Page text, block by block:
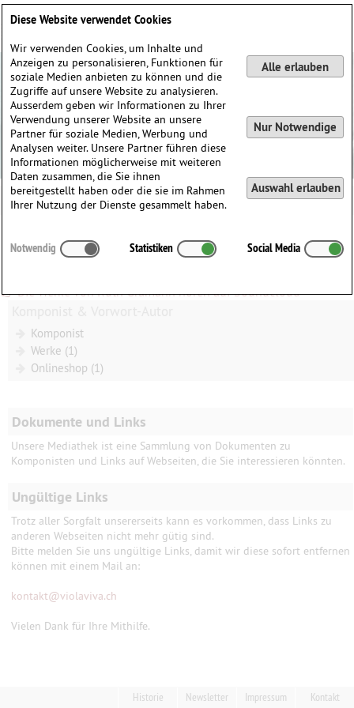
MediathekRuth Gramann
Ruth Gramann - For Wolfgang, feat. Daniela Kohnen (Viola) &
Die Werke von Ruth Gramann hören auf Soundcloud
Komponist
Werke (1)
Onlineshop (1)
Dokumente und Links
Unsere Mediathek ist eine Sammlung von Dokumenten zu
Komponisten und Links auf Webseiten, die Sie interessieren könnten.
Ungültige Links
Trotz aller Sorgfalt unsererseits kann es vorkommen, dass Links zu
anderen Webseiten nicht mehr gütig sind.
Bitte melden Sie uns ungültige Links, damit wir diese sofort entfernen
können mit einem Mail an:
kontakt@violaviva.ch
Vielen Dank für Ihre Mithilfe.
Historie Newsletter Impressum Kontakt
Diese Website verwendet Cookies
Wir verwenden Cookies, um Inhalte und
Anzeigen zu personalisieren, Funktionen für
soziale Medien anbieten zu können und die
Zugriffe auf unsere Website zu analysieren.
Ausserdem geben wir Informationen zu Ihrer
Verwendung unserer Website an unsere
Partner für soziale Medien, Werbung und
Analysen weiter. Unsere Partner führen diese
Informationen möglicherweise mit weiteren
Daten zusammen, die Sie ihnen
bereitgestellt haben oder die sie im Rahmen
Ihrer Nutzung der Dienste gesammelt haben.
Alle erlauben
Nur Notwendige
Auswahl erlauben
Notwendig Statistiken Social Media